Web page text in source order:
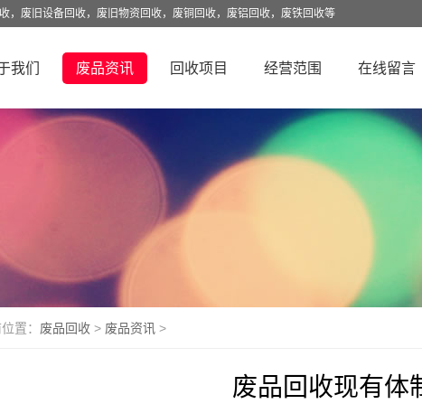
，废旧设备回收，废旧物资回收，废铜回收，废铝回收，废铁回收等
我们 废品资讯 回收项目 经营范围 在线留言
置： 废品回收 > 废品资讯 >
废品回收现有体